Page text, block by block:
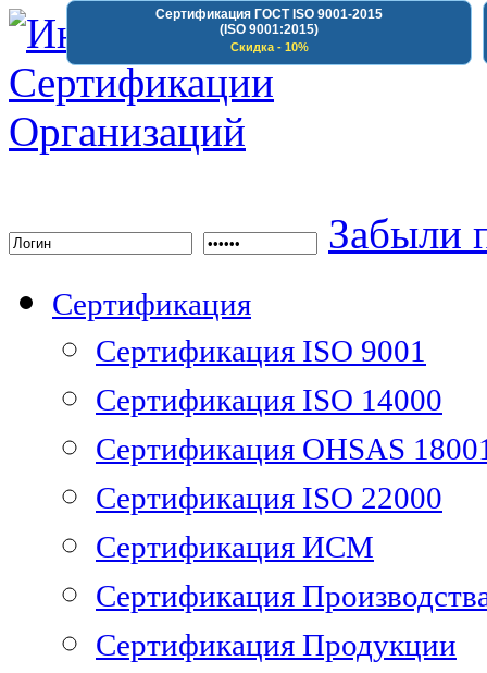
Сертификация ГОСТ ISO 9001-2015
(ISO 9001:2015)
Скидка - 10%
Забыли
Сертификация
Сертификация ISO 9001
Сертификация ISO 14000
Сертификация OHSAS
Сертификация ISO 22000
Сертификация ИСМ
Сертификация
Сертификация Продукции